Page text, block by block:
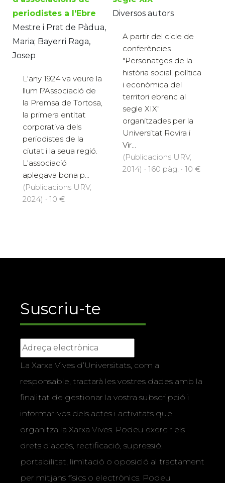
periodistes a l'Ebre
Mestre i Prat de Pàdua,
Maria; Bayerri Raga,
Josep
L'any 1924 va veure la
llum l?Associació de
la Premsa de Tortosa,
la primera entitat
corporativa dels
periodistes de la
ciutat i la seua regió.
L'associació
aplegava bona p...
(Publicacions URV,
2024) · 10 €
Diversos autors
A partir del cicle de
conferències
"Personatges de la
història social, política
i econòmica del
territori ebrenc al
segle XIX"
organitzades per la
Universitat Rovira i
Vir...
(Publicacions URV,
2014) · 160 pàg. · 10 €
Suscriu-te
La Xarxa Vives d’Universitats, com a
responsable, tractarà les vostres dades amb la
finalitat de gestionar la vostra subscripció i
informar-vos dels actes i activitats que
organitza la Xarxa Vives. Podeu exercir els
drets d’accés, rectificació, supressió,
portabilitat, limitació o oposició al tractament
per mitjans físics o electrònics. Podeu